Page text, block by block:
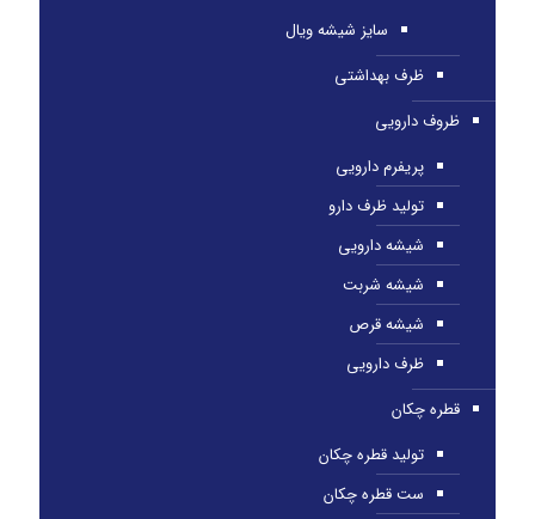
سایز شیشه ویال
ظرف بهداشتی
ظروف دارویی
پریفرم دارویی
تولید ظرف دارو
شیشه دارویی
شیشه شربت
شیشه قرص
ظرف دارویی
قطره چکان
تولید قطره چکان
ست قطره چکان